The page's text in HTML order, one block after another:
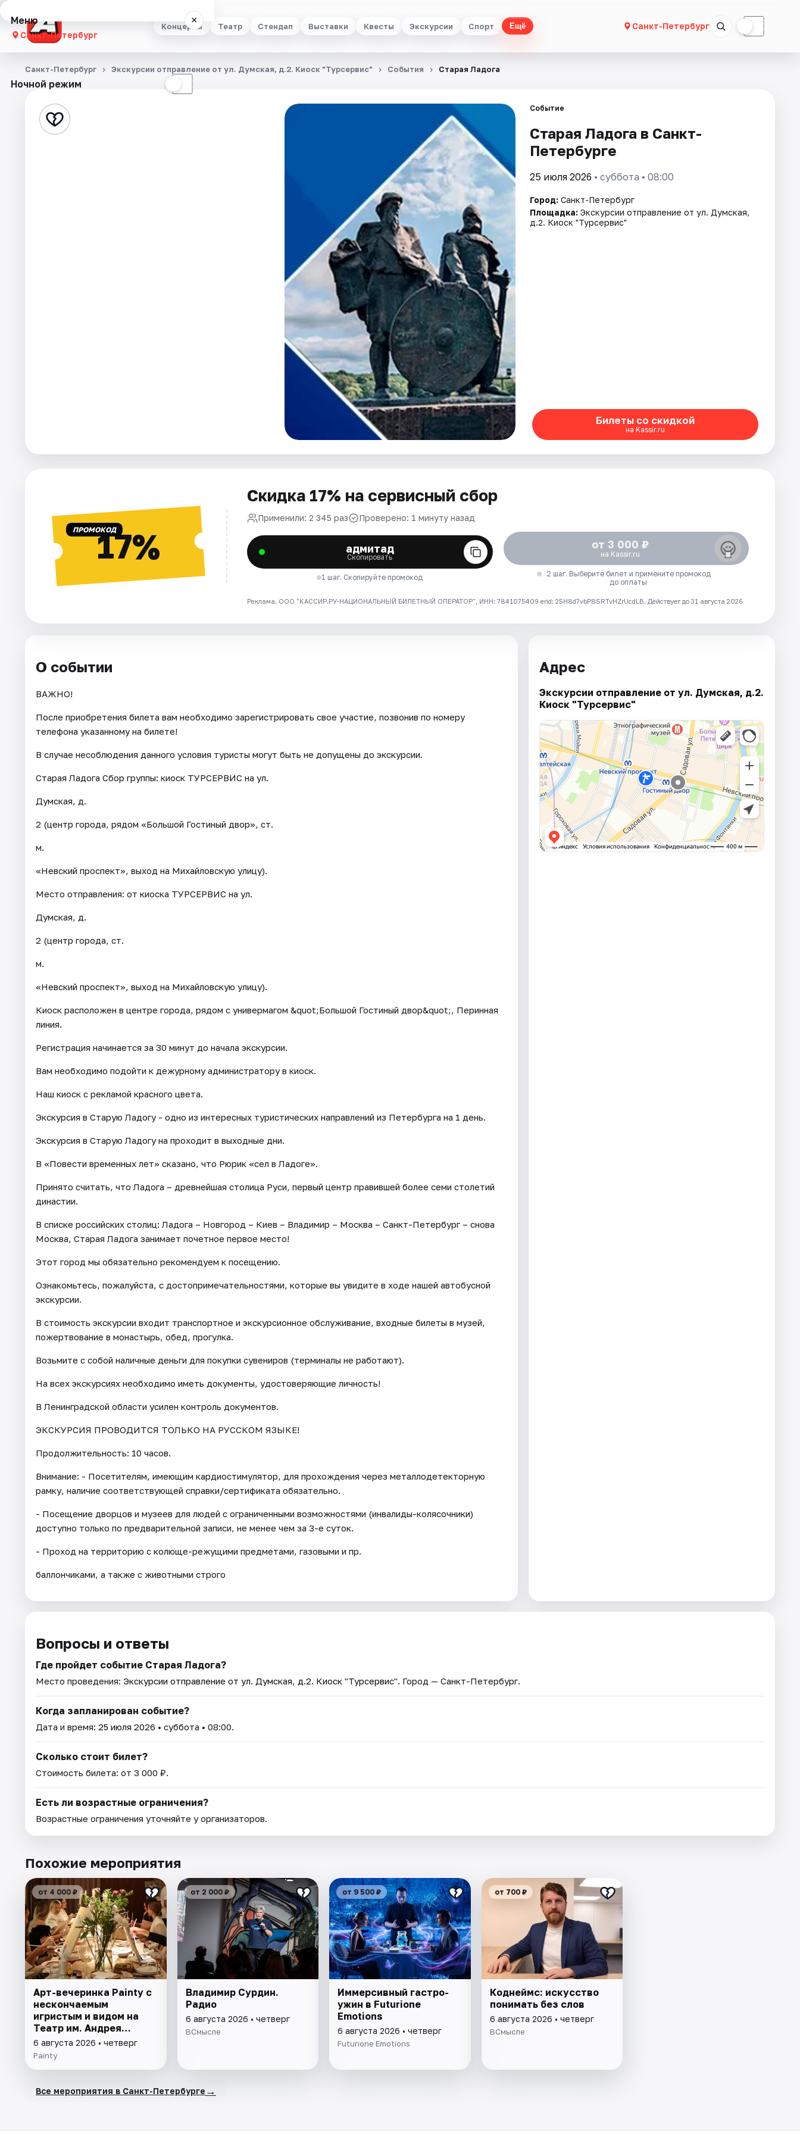
Концерты Театр Стендап Выставки Квесты Экскурсии Спорт Ещё Санкт-Петербург ☾
Меню ×
Санкт-Петербург
Концерты
Стендап
Ночной режим ☾
Санкт-Петербург Экскурсии отправление от ул. Думская, д.2. Киоск "Турсервис" События Старая Ладога
Событие
Старая Ладога в Санкт-
Петербурге
25 июля 2026 • суббота • 08:00
Город: Санкт-Петербург
Площадка: Экскурсии отправление от ул. Думская,
д.2. Киоск "Турсервис"
Билеты со скидкой
на Kassir.ru
ПРОМОКОД17%
Скидка 17% на сервисный сбор
Применили: 2 345 раз Проверено: 1 минуту назад
адмитад
Скопировать
1 шаг. Скопируйте промокод
от 3 000 ₽
на Kassir.ru
2 шаг. Выберите билет и примените промокод
до оплаты
Реклама. ООО "КАССИР.РУ-НАЦИОНАЛЬНЫЙ БИЛЕТНЫЙ ОПЕРАТОР", ИНН: 7841075409 erid: 25H8d7vbP8SRTvHZrUcdLB. Действует до 31 августа 2026
О событии
ВАЖНО!
После приобретения билета вам необходимо зарегистрировать свое участие, позвонив по номеру
телефона указанному на билете!
В случае несоблюдения данного условия туристы могут быть не допущены до экскурсии.
Старая Ладога Сбор группы: киоск ТУРСЕРВИС на ул.
Думская, д.
2 (центр города, рядом «Большой Гостиный двор», ст.
м.
«Невский проспект», выход на Михайловскую улицу).
Место отправления: от киоска ТУРСЕРВИС на ул.
Думская, д.
2 (центр города, ст.
м.
«Невский проспект», выход на Михайловскую улицу).
Киоск расположен в центре города, рядом с универмагом &quot;Большой Гостиный двор&quot;, Перинная
линия.
Регистрация начинается за 30 минут до начала экскурсии.
Вам необходимо подойти к дежурному администратору в киоск.
Наш киоск с рекламой красного цвета.
Экскурсия в Старую Ладогу - одно из интересных туристических направлений из Петербурга на 1 день.
Экскурсия в Старую Ладогу на проходит в выходные дни.
В «Повести временных лет» сказано, что Рюрик «сел в Ладоге».
Принято считать, что Ладога – древнейшая столица Руси, первый центр правившей более семи столетий
династии.
В списке российских столиц: Ладога – Новгород – Киев – Владимир – Москва – Санкт-Петербург – снова
Москва, Старая Ладога занимает почетное первое место!
Этот город мы обязательно рекомендуем к посещению.
Ознакомьтесь, пожалуйста, с достопримечательностями, которые вы увидите в ходе нашей автобусной
экскурсии.
В стоимость экскурсии входит транспортное и экскурсионное обслуживание, входные билеты в музей,
пожертвование в монастырь, обед, прогулка.
Возьмите с собой наличные деньги для покупки сувениров (терминалы не работают).
На всех экскурсиях необходимо иметь документы, удостоверяющие личность!
В Ленинградской области усилен контроль документов.
ЭКСКУРСИЯ ПРОВОДИТСЯ ТОЛЬКО НА РУССКОМ ЯЗЫКЕ!
Продолжительность: 10 часов.
Внимание: - Посетителям, имеющим кардиостимулятор, для прохождения через металлодетекторную
рамку, наличие соответствующей справки/сертификата обязательно.
- Посещение дворцов и музеев для людей с ограниченными возможностями (инвалиды-колясочники)
доступно только по предварительной записи, не менее чем за 3-е суток.
- Проход на территорию с колюще-режущими предметами, газовыми и пр.
баллончиками, а также с животными строго
Адрес
Экскурсии отправление от ул. Думская, д.2.
Киоск "Турсервис"
Вопросы и ответы
Где пройдет событие Старая Ладога?
Место проведения: Экскурсии отправление от ул. Думская, д.2. Киоск "Турсервис". Город — Санкт-Петербург.
Когда запланирован событие?
Дата и время: 25 июля 2026 • суббота • 08:00.
Сколько стоит билет?
Стоимость билета: от 3 000 ₽.
Есть ли возрастные ограничения?
Возрастные ограничения уточняйте у организаторов.
Похожие мероприятия
от 4 000 ₽
Арт-вечеринка Painty с
нескончаемым
игристым и видом на
Театр им. Андрея
Миронова
6 августа 2026 • четверг
Painty
от 2 000 ₽
Владимир Сурдин.
Радио
6 августа 2026 • четверг
ВСмысле
от 9 500 ₽
Иммерсивный гастро-
ужин в Futurione
Emotions
6 августа 2026 • четверг
Futurione Emotions
от 700 ₽
Коднеймс: искусство
понимать без слов
6 августа 2026 • четверг
ВСмысле
Все мероприятия в Санкт-Петербурге →